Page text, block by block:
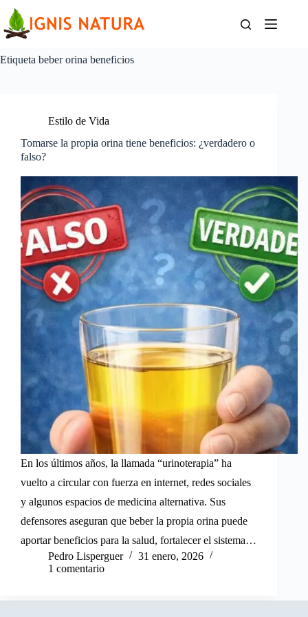
contenido
Etiqueta beber orina beneficios
Estilo de Vida
Tomarse la propia orina tiene beneficios: ¿verdadero o
falso?
En los últimos años, la llamada “urinoterapia” ha
vuelto a circular con fuerza en internet, redes sociales
y algunos espacios de medicina alternativa. Sus
defensores aseguran que beber la propia orina puede
aportar beneficios para la salud, fortalecer el sistema…
Pedro Lisperguer
31 enero, 2026
1 comentario